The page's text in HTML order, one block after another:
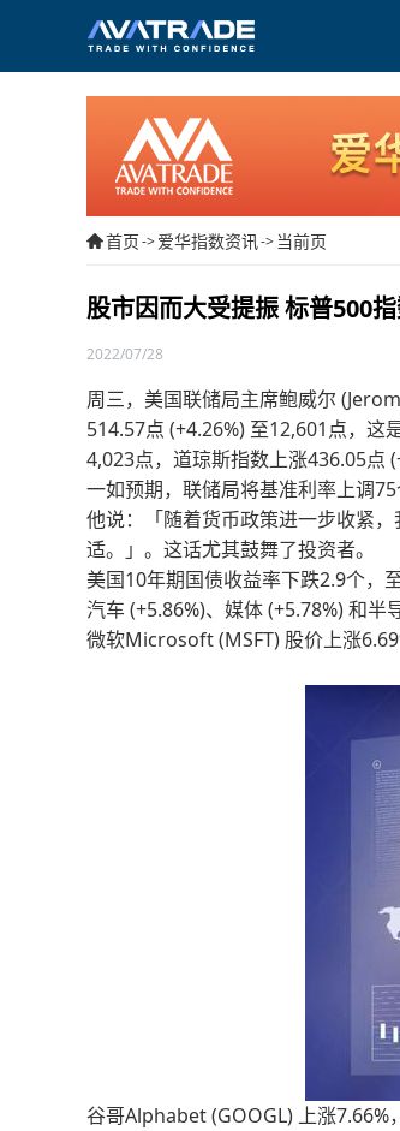
首页->爱华指数资讯-> 当前页
股市因而大受提振 标普500
2022/07/28
周三，美国联储局主席鲍威尔
514.57点 (+4.26%) 至12,601点，这
4,023点，道琼斯指数上涨436.05点
一如预期，联储局将基准利率上调
他说：「随着货币政策进一步收紧
适。」。这话尤其鼓舞了投资者。
美国10年期国债收益率下跌2.9个，至
汽车 (+5.86%)、媒体 (+5.78%) 和半
微软Microsoft (MSFT) 股价上涨
谷哥Alphabet (GOOGL) 上涨